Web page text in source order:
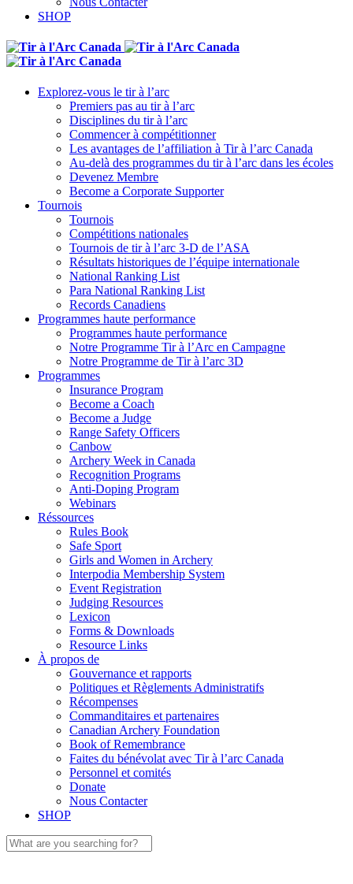
SHOP
Explorez-vous le tir à l’arc
Premiers pas au tir à l’arc
Disciplines du tir à l’arc
Commencer à compétitionner
Les avantages de l’affiliation à Tir à l’arc Canada
Au-delà des programmes du tir à l’arc dans les écoles
Devenez Membre
Become a Corporate Supporter
Tournois
Tournois
Compétitions nationales
Tournois de tir à l’arc 3-D de l’ASA
Résultats historiques de l’équipe internationale
National Ranking List
Para National Ranking List
Records Canadiens
Programmes haute performance
Programmes haute performance
Notre Programme Tir à l’Arc en Campagne
Notre Programme de Tir à l’arc 3D
Programmes
Insurance Program
Become a Coach
Become a Judge
Range Safety Officers
Canbow
Archery Week in Canada
Recognition Programs
Anti-Doping Program
Webinars
Réssources
Rules Book
Safe Sport
Girls and Women in Archery
Interpodia Membership System
Event Registration
Judging Resources
Lexicon
Forms & Downloads
Resource Links
À propos de
Gouvernance et rapports
Politiques et Règlements Administratifs
Récompenses
Commanditaires et partenaires
Canadian Archery Foundation
Book of Remembrance
Faites du bénévolat avec Tir à l’arc Canada
Personnel et comités
Donate
Nous Contacter
SHOP
Search
for: